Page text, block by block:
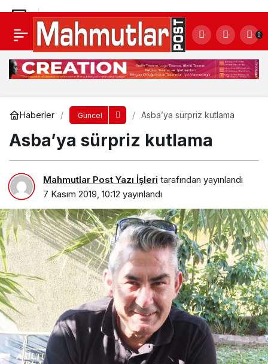
0
Haberler Güncel Asba’ya sürpriz kutlama
Asba’ya sürpriz kutlama
Mahmutlar Post Yazı İşleri tarafından yayınlandı
7 Kasım 2019, 10:12 yayınlandı
Asba’ya sürpriz kutlama
Yorum Yap